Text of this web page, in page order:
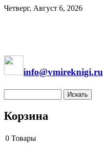
Четверг, Август 6, 2026
info@vmireknigi.ru
Корзина
0 Товары